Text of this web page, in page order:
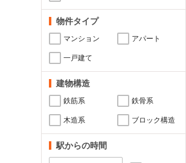
物件タイプ
マンション アパート
一戸建て
建物構造
鉄筋系 鉄骨系
木造系 ブロック構造
駅からの時間